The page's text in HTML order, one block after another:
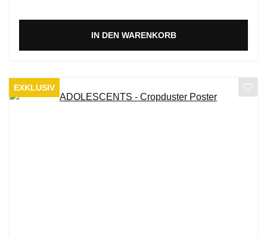
IN DEN WARENKORB
EXKLUSIV